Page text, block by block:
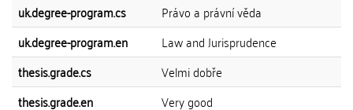
uk.degree-program.cs
Právo a právní věda
uk.degree-program.en
Law and Jurisprudence
thesis.grade.cs
Velmi dobře
thesis.grade.en
Very good